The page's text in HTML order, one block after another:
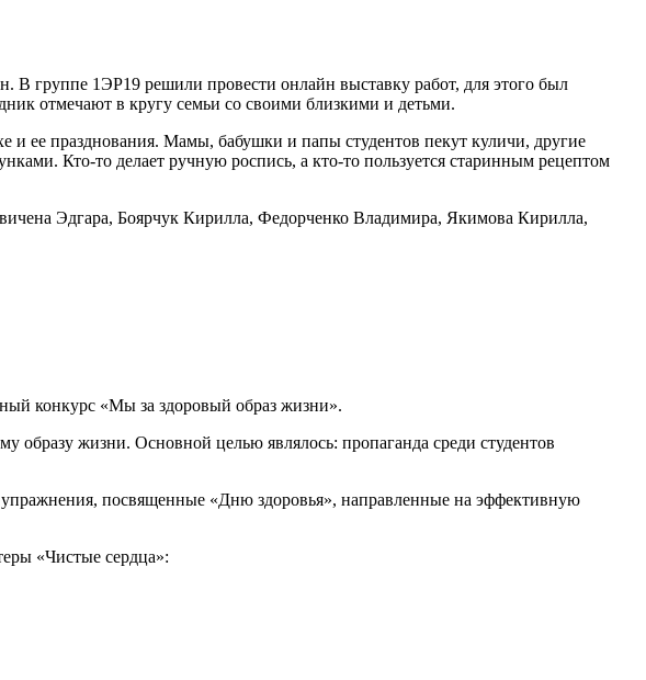
В группе 1ЭР19 решили провести онлайн выставку работ, для этого был
отмечают в кругу семьи со своими близкими и детьми.
и ее празднования. Мамы, бабушки и папы студентов пекут куличи, другие
Кто-то делает ручную роспись, а кто-то пользуется старинным рецептом
Эдгара, Боярчук Кирилла, Федорченко Владимира, Якимова Кирилла,
конкурс «Мы за здоровый образ жизни».
образу жизни. Основной целью являлось: пропаганда среди студентов
посвященные «Дню здоровья», направленные на эффективную
«Чистые сердца»: